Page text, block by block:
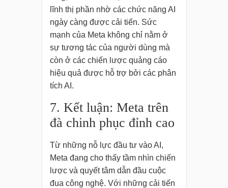
lĩnh thị phần nhờ các chức năng AI
ngày càng được cải tiến. Sức
mạnh của Meta không chỉ nằm ở
sự tương tác của người dùng mà
còn ở các chiến lược quảng cáo
hiệu quả được hỗ trợ bởi các phân
tích AI.
7. Kết luận: Meta trên
đà chinh phục đỉnh cao
Từ những nỗ lực đầu tư vào AI,
Meta đang cho thấy tầm nhìn chiến
lược và quyết tâm dẫn đầu cuộc
đua công nghệ. Với những cải tiến